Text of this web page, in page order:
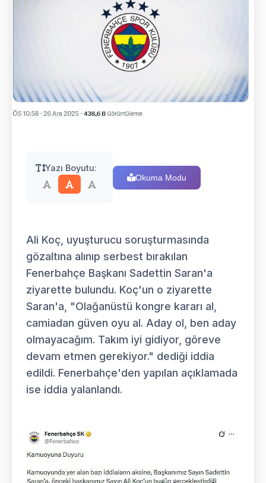
Yazı Boyutu:
Okuma Modu
Ali Koç, uyuşturucu soruşturmasında
gözaltına alınıp serbest bırakılan
Fenerbahçe Başkanı Sadettin Saran'a
ziyarette bulundu. Koç'un o ziyarette
Saran'a, "Olağanüstü kongre kararı al,
camiadan güven oyu al. Aday ol, ben aday
olmayacağım. Takım iyi gidiyor, göreve
devam etmen gerekiyor." dediği iddia
edildi. Fenerbahçe'den yapılan açıklamada
ise iddia yalanlandı.